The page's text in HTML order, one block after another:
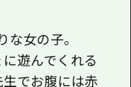
女の子。
遊んでくれる
生でお腹には赤